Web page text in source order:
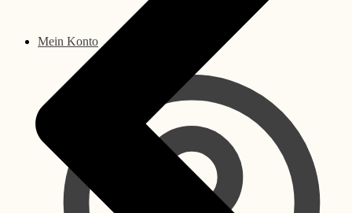
Mein Konto